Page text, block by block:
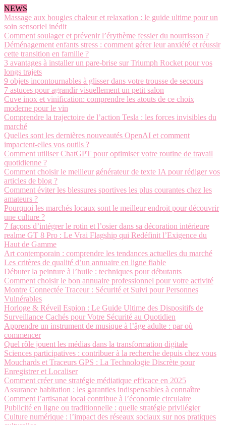
NEWS
Massage aux bougies chaleur et relaxation : le guide ultime pour un
soin sensoriel inédit
Comment soulager et prévenir l’érythème fessier du nourrisson ?
Déménagement enfants stress : comment gérer leur anxiété et réussir
cette transition en famille ?
3 avantages à installer un pare-brise sur Triumph Rocket pour vos
longs trajets
9 objets incontournables à glisser dans votre trousse de secours
7 astuces pour agrandir visuellement un petit salon
Cuve inox et vinification: comprendre les atouts de ce choix
moderne pour le vin
Comprendre la trajectoire de l’action Tesla : les forces invisibles du
marché
Quelles sont les dernières nouveautés OpenAI et comment
impactent-elles vos outils ?
Comment utiliser ChatGPT pour optimiser votre routine de travail
quotidienne ?
Comment choisir le meilleur générateur de texte IA pour rédiger vos
articles de blog ?
Comment éviter les blessures sportives les plus courantes chez les
amateurs ?
Pourquoi les marchés locaux sont le meilleur endroit pour découvrir
une culture ?
7 façons d’intégrer le rotin et l’osier dans sa décoration intérieure
realme GT 8 Pro : Le Vrai Flagship qui Redéfinit l’Exigence du
Haut de Gamme
Art contemporain : comprendre les tendances actuelles du marché
Les critères de qualité d’un annuaire en ligne fiable
Débuter la peinture à l’huile : techniques pour débutants
Comment choisir le bon annuaire professionnel pour votre activité
Montre Connectée Traceur : Sécurité et Suivi pour Personnes
Vulnérables
Horloge & Réveil Espion : Le Guide Ultime des Dispositifs de
Surveillance Cachés pour Votre Sécurité au Quotidien
Apprendre un instrument de musique à l’âge adulte : par où
commencer
Quel rôle jouent les médias dans la transformation digitale
Sciences participatives : contribuer à la recherche depuis chez vous
Mouchards et Traceurs GPS : La Technologie Discrète pour
Enregistrer et Localiser
Comment créer une stratégie médiatique efficace en 2025
Assurance habitation : les garanties indispensables à connaître
Comment l’artisanat local contribue à l’économie circulaire
Publicité en ligne ou traditionnelle : quelle stratégie privilégier
Culture numérique : l’impact des réseaux sociaux sur nos pratiques